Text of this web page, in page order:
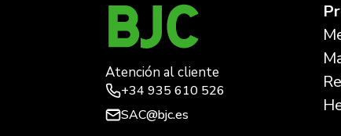
Atención al cliente
+34935 610 526
SAC@bjc.es